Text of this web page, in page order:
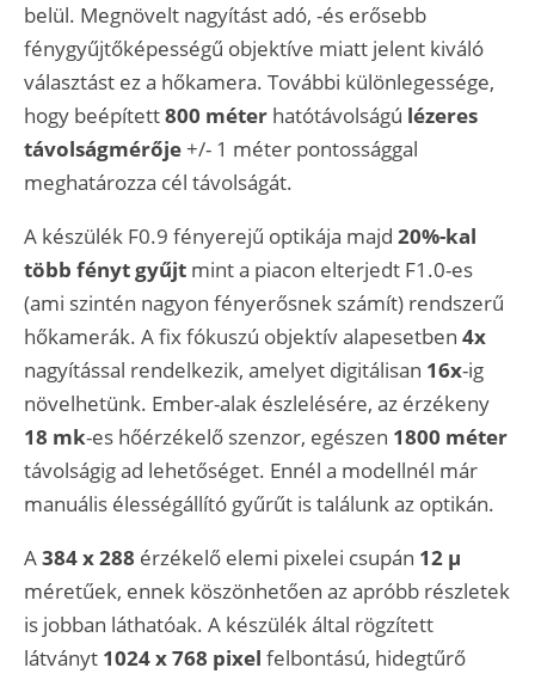
belül. Megnövelt nagyítást adó, -és erősebb
fénygyűjtőképességű objektíve miatt jelent kiváló
választást ez a hőkamera. További különlegessége,
hogy beépített800 méter hatótávolságú lézeres
távolságmérője+/- 1 méter pontossággal
meghatározza cél távolságát.
A készülék F0.9 fényerejű optikája majd 20%-kal
több fényt gyűjt mint a piacon elterjedt F1.0-es
(ami szintén nagyon fényerősnek számít) rendszerű
hőkamerák. A fix fókuszú objektív alapesetben 4x
nagyítással rendelkezik, amelyet digitálisan 16x-ig
növelhetünk. Ember-alak észlelésére, az érzékeny
18 mk-es hőérzékelő szenzor, egészen 1800 méter
távolságig ad lehetőséget. Ennél a modellnél már
manuális élességállító gyűrűt is találunk az optikán.
A384 x 288 érzékelő elemi pixelei csupán 12 µ
méretűek, ennek köszönhetően az apróbb részletek
is jobban láthatóak. A készülék által rögzített
látványt 1024 x 768 pixel felbontású, hidegtűrő